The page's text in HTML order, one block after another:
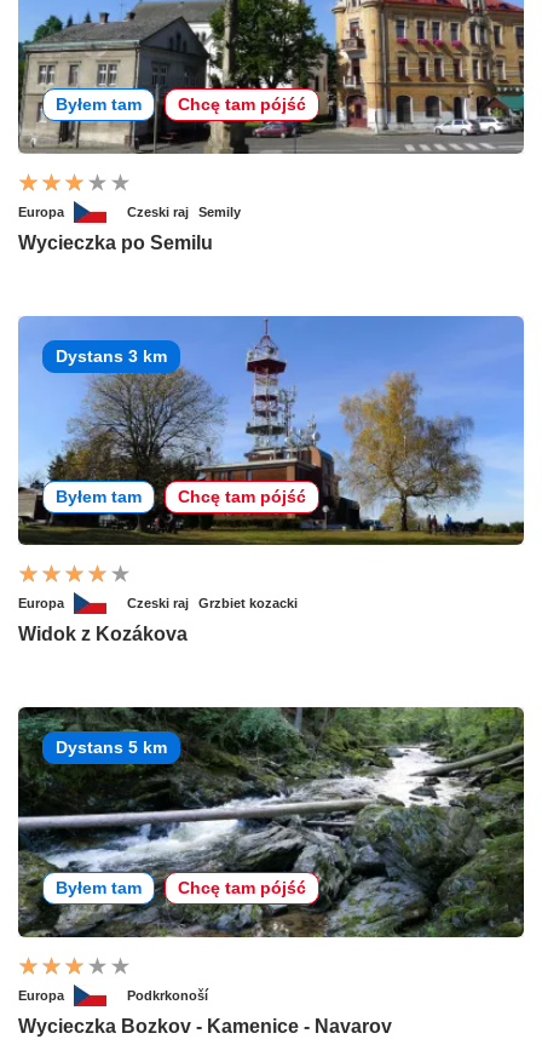
Byłem tam Chcę tam pójść
Europa Czeski raj Semily
Wycieczka po Semilu
Dystans 3 km
Byłem tam Chcę tam pójść
Europa Czeski raj Grzbiet kozacki
Widok z Kozákova
Dystans 5 km
Byłem tam Chcę tam pójść
Europa Podkrkonoší
Wycieczka Bozkov - Kamenice - Navarov